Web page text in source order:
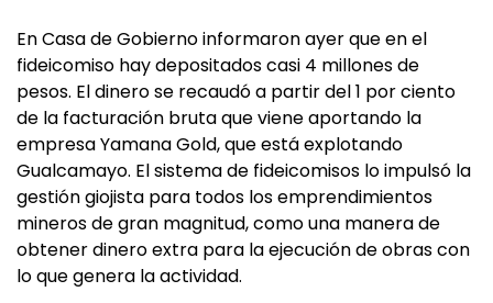
En Casa de Gobierno informaron ayer que en el
fideicomiso hay depositados casi 4 millones de
pesos. El dinero se recaudó a partir del 1 por ciento
de la facturación bruta que viene aportando la
empresa Yamana Gold, que está explotando
Gualcamayo. El sistema de fideicomisos lo impulsó la
gestión giojista para todos los emprendimientos
mineros de gran magnitud, como una manera de
obtener dinero extra para la ejecución de obras con
lo que genera la actividad.